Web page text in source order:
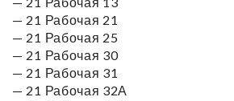
— 21 Рабочая 21
— 21 Рабочая 25
— 21 Рабочая 30
— 21 Рабочая 31
— 21 Рабочая 32А